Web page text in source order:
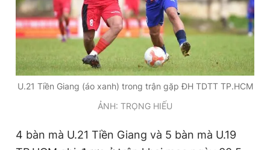
U.21 Tiền Giang (áo xanh) trong trận gặp ĐH TDTT TP.HCM
ẢNH: TRỌNG HIẾU
4 bàn mà U.21 Tiền Giang và 5 bàn mà U.19